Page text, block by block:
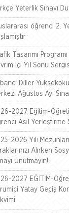
Yeterlik Sınavı
öğrenci 2.
Tasarımı
İçi Yıl Sonu
Diller
Ağustos Ayı
2027 Eğitim-
Asil Yerleştirme
2026 Yılı
Alırken
Unutmayın!
2027 EĞİTİM-
Yatay Geçiş